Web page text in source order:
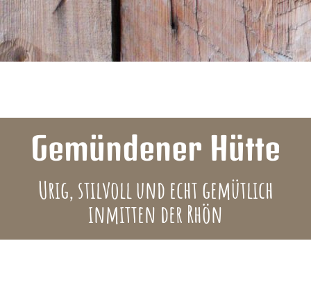
Gemündener Hütte
Urig, stilvoll und echt gemütlich
inmitten der Rhön